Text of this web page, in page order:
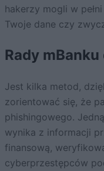
hakerzy mogli w
Twoje dane czy
Rady
Jest kilka metod,
zorientować się, że
phishingowego.
wynika z informacji
finansową,
cyberprzestępców